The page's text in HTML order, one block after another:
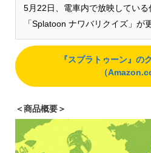
5月22日、電車内で放映してい
「Splatoon ナワバリクイズ」が
『スプラトゥーン』の
（
＜商品概要＞